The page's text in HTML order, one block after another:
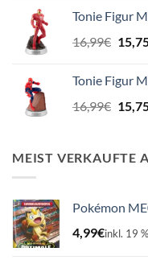
Tonie Figur
16,99€
Preis
Tonie Figur
16,99€
Preis
MEIST VERKAUFTE
Pokémon
4,99€inkl. 19